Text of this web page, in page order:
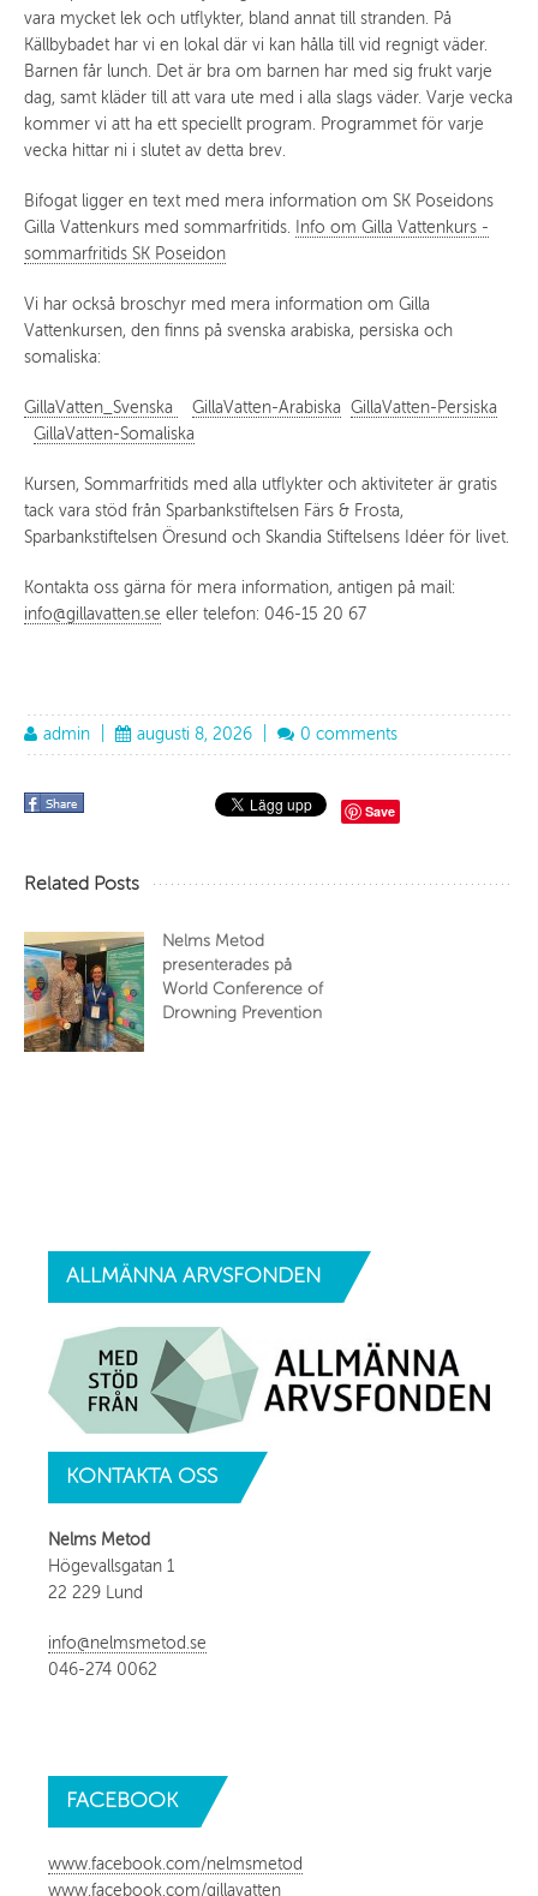
vara mycket lek och utflykter, bland annat till stranden. På
Källbybadet har vi en lokal där vi kan hålla till vid regnigt väder.
Barnen får lunch. Det är bra om barnen har med sig frukt varje
dag, samt kläder till att vara ute med i alla slags väder. Varje vecka
kommer vi att ha ett speciellt program. Programmet för varje
vecka hittar ni i slutet av detta brev.
Bifogat ligger en text med mera information om SK Poseidons
Gilla Vattenkurs med sommarfritids.
Info om Gilla Vattenkurs -
sommarfritids SK Poseidon
Vi har också broschyr med mera information om Gilla
Vattenkursen, den finns på svenska arabiska, persiska och
somaliska:
GillaVatten_Svenska GillaVatten-Arabiska GillaVatten-Persiska
GillaVatten-Somaliska
Kursen, Sommarfritids med alla utflykter och aktiviteter är gratis
tack vara stöd från Sparbankstiftelsen Färs & Frosta,
Sparbankstiftelsen Öresund och Skandia Stiftelsens Idéer för livet.
Kontakta oss gärna för mera information, antigen på mail:
info@gillavatten.se eller telefon: 046-15 20 67
admin augusti 8, 2026 0 comments
Save
Related Posts
Nelms Metod
presenterades på
World Conference of
Drowning Prevention
ALLMÄNNA ARVSFONDEN
KONTAKTAOSS
Nelms Metod
Högevallsgatan 1
22 229 Lund
info@nelmsmetod.se
046-274 0062
FACEBOOK
www.facebook.com/nelmsmetod
www.facebook.com/gillavatten